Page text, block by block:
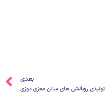
بعدی
تولیدی روبالشی های ساتن مغزی دوزی